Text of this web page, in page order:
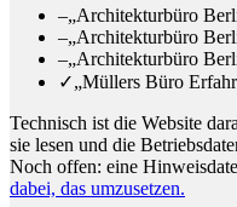
–„Architekturbüro
–„Architekturbüro
–„Architekturbüro
✓„Müllers Büro
Technisch ist die Website
sie lesen und die
Noch offen: eine
dabei, das umzusetzen.